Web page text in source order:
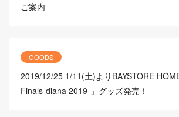
ご案内
GOODS
2019/12/25 1/11(土)よりBAYSTORE
Finals-diana 2019-」グッズ発売！